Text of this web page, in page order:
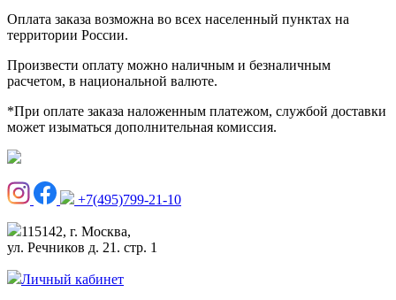
Оплата заказа возможна во всех населенный пунктах на
территории России.
Произвести оплату можно наличным и безналичным
расчетом, в национальной валюте.
*При оплате заказа наложенным платежом, службой доставки
может изыматься дополнительная комиссия.
+7(495)799-21-10
115142, г. Москва,
ул. Речников д. 21. стр. 1
Личный кабинет